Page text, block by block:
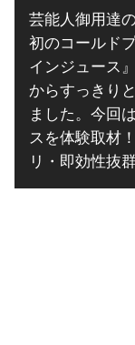
芸能人御用達
初のコールド
インジュース
からすっきり
ました。今回
スを体験取材
リ・即効性抜